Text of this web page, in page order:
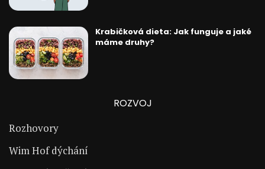
Krabičková dieta: Jak funguje a jaké
máme druhy?
ROZVOJ
Rozhovory
Wim Hof dýchání